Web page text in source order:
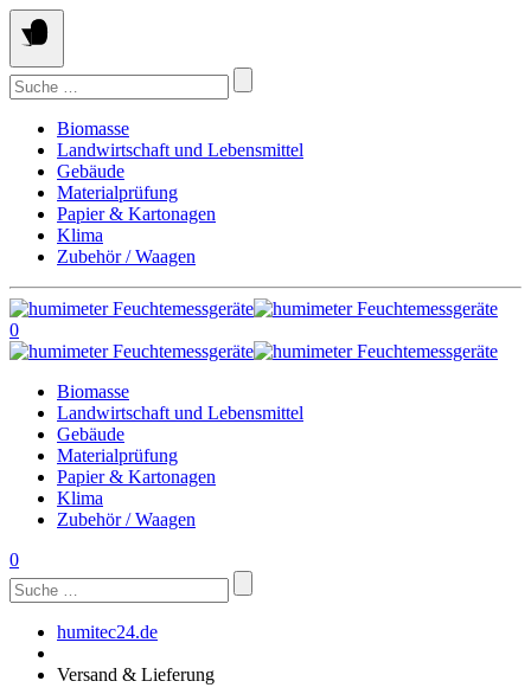
Springe
zum
Inhalt
Suchen
nach:
Biomasse
Landwirtschaft und Lebensmittel
Gebäude
Materialprüfung
Papier & Kartonagen
Klima
Zubehör / Waagen
0
Biomasse
Landwirtschaft und Lebensmittel
Gebäude
Materialprüfung
Papier & Kartonagen
Klima
Zubehör / Waagen
0
Suchen
nach:
humitec24.de
Versand & Lieferung